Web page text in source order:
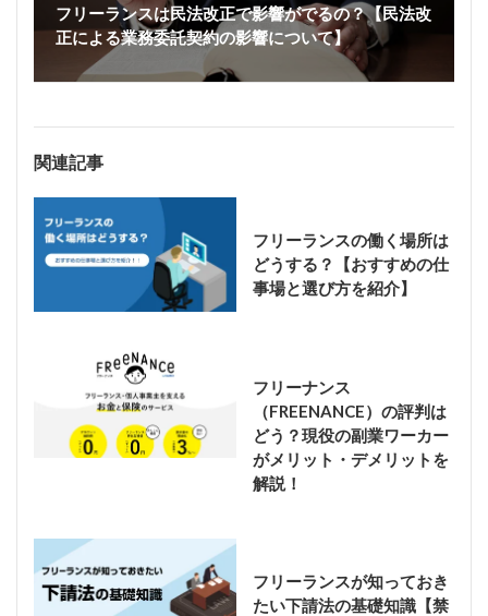
フリーランスは民法改正で影響がでるの？【民法改
正による業務委託契約の影響について】
関連記事
フリーランスの働く場所は
どうする？【おすすめの仕
事場と選び方を紹介】
フリーナンス
（FREENANCE）の評判は
どう？現役の副業ワーカー
がメリット・デメリットを
解説！
フリーランスが知っておき
たい下請法の基礎知識【禁